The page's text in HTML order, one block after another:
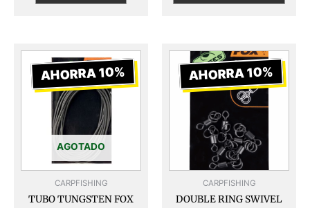
AHORRA 10%
AGOTADO
CARPFISHING
TUBO TUNGSTEN FOX
El
precio
original
era:
€6,99.
El
precio
actual
AHORRA 10%
CARPFISHING
DOUBLE RING SWIVEL
El
precio
original
era:
€4,99.
El